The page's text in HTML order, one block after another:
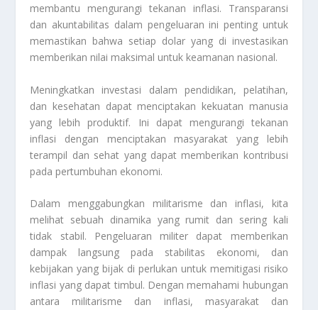
membantu mengurangi tekanan inflasi. Transparansi
dan akuntabilitas dalam pengeluaran ini penting untuk
memastikan bahwa setiap dolar yang di investasikan
memberikan nilai maksimal untuk keamanan nasional.
Meningkatkan investasi dalam pendidikan, pelatihan,
dan kesehatan dapat menciptakan kekuatan manusia
yang lebih produktif. Ini dapat mengurangi tekanan
inflasi dengan menciptakan masyarakat yang lebih
terampil dan sehat yang dapat memberikan kontribusi
pada pertumbuhan ekonomi.
Dalam menggabungkan militarisme dan inflasi, kita
melihat sebuah dinamika yang rumit dan sering kali
tidak stabil. Pengeluaran militer dapat memberikan
dampak langsung pada stabilitas ekonomi, dan
kebijakan yang bijak di perlukan untuk memitigasi risiko
inflasi yang dapat timbul. Dengan memahami hubungan
antara militarisme dan inflasi, masyarakat dan